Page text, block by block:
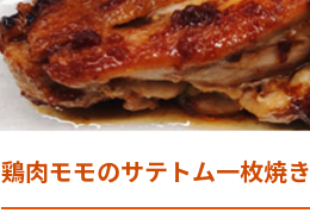
鶏肉モモのサテトム一枚焼き